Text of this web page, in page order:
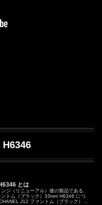
H6346
とは
ジ（リニューアル）後の製品である、
トム（ブラック）33mm H6346 につ
J12 ファントム（ブラック）